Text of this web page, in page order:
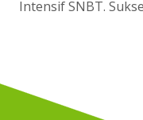
Intensif SNBT.